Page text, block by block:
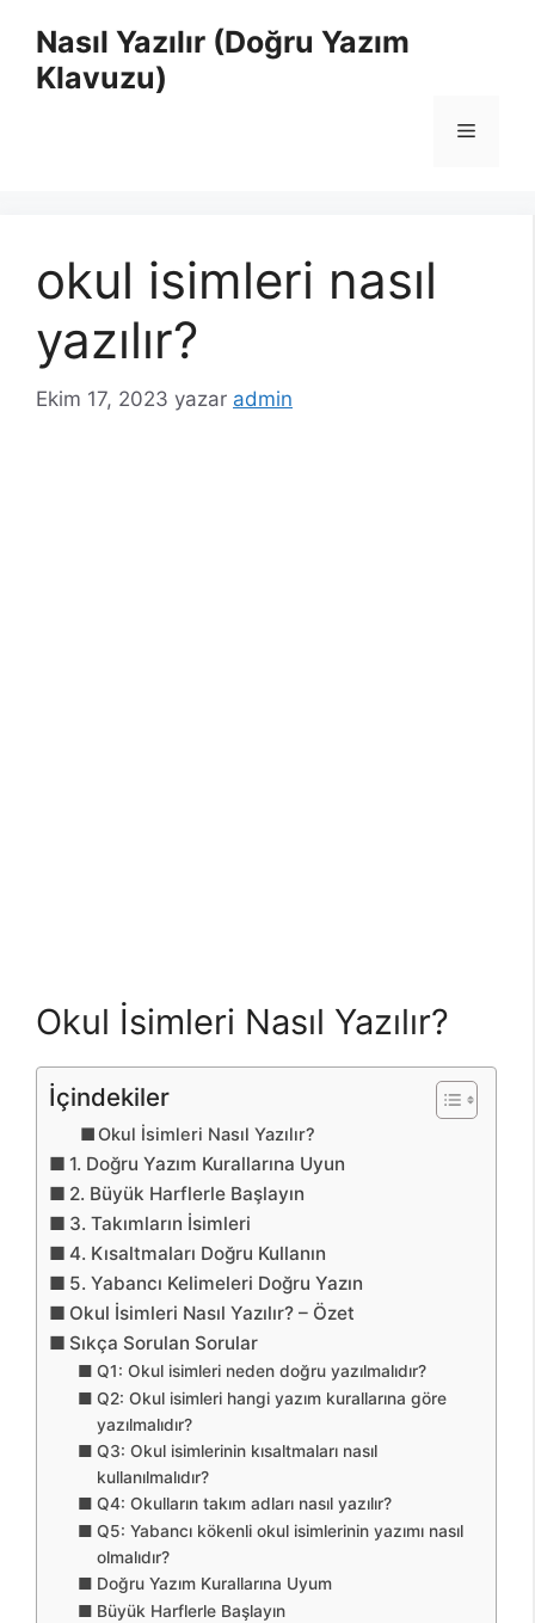
Nasıl Yazılır (Doğru Yazım
Klavuzu)
Menü
okul isimleri nasıl
yazılır?
Ekim 17, 2023 yazar admin
Okul İsimleri Nasıl Yazılır?
İçindekiler
Okul İsimleri Nasıl Yazılır?
1. Doğru Yazım Kurallarına Uyun
2. Büyük Harflerle Başlayın
3. Takımların İsimleri
4. Kısaltmaları Doğru Kullanın
5. Yabancı Kelimeleri Doğru Yazın
Okul İsimleri Nasıl Yazılır? – Özet
Sıkça Sorulan Sorular
Q1: Okul isimleri neden doğru yazılmalıdır?
Q2: Okul isimleri hangi yazım kurallarına göre
yazılmalıdır?
Q3: Okul isimlerinin kısaltmaları nasıl
kullanılmalıdır?
Q4: Okulların takım adları nasıl yazılır?
Q5: Yabancı kökenli okul isimlerinin yazımı nasıl
olmalıdır?
Doğru Yazım Kurallarına Uyum
Büyük Harflerle Başlayın